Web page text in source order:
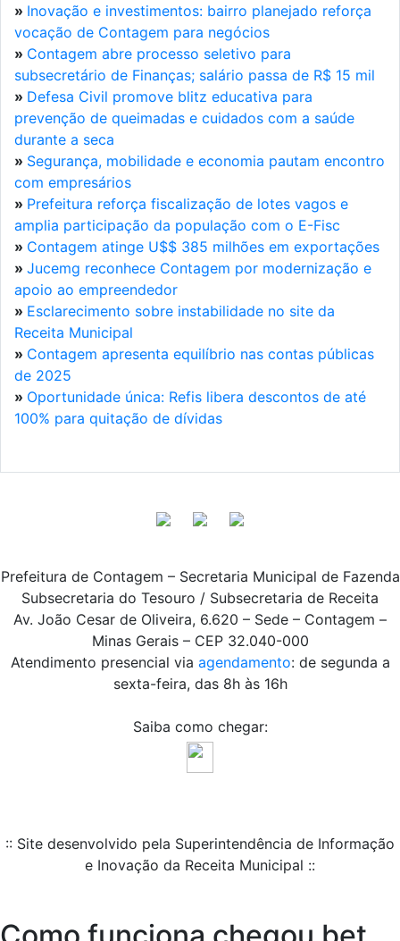
» Inovação e investimentos: bairro planejado reforça
vocação de Contagem para negócios
» Contagem abre processo seletivo para
subsecretário de Finanças; salário passa de R$ 15 mil
» Defesa Civil promove blitz educativa para
prevenção de queimadas e cuidados com a saúde
durante a seca
» Segurança, mobilidade e economia pautam encontro
com empresários
» Prefeitura reforça fiscalização de lotes vagos e
amplia participação da população com o E-Fisc
» Contagem atinge U$$ 385 milhões em exportações
» Jucemg reconhece Contagem por modernização e
apoio ao empreendedor
» Esclarecimento sobre instabilidade no site da
Receita Municipal
» Contagem apresenta equilíbrio nas contas públicas
de 2025
» Oportunidade única: Refis libera descontos de até
100% para quitação de dívidas
Prefeitura de Contagem – Secretaria Municipal de Fazenda
Subsecretaria do Tesouro / Subsecretaria de Receita
Av. João Cesar de Oliveira, 6.620 – Sede – Contagem –
Minas Gerais – CEP 32.040-000
Atendimento presencial via agendamento: de segunda a
sexta-feira, das 8h às 16h
Saiba como chegar:
:: Site desenvolvido pela Superintendência de Informação
e Inovação da Receita Municipal ::